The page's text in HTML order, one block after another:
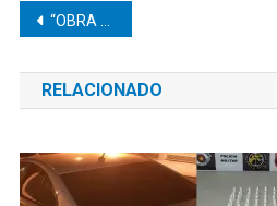
Navegação
de
Post
“OBRA HISTÓRICA”: Gestão Vinicius Camarinha e Rogerinho acelera Ciclovia de Avencas e transforma mobilidade em Marília
RELACIONADO